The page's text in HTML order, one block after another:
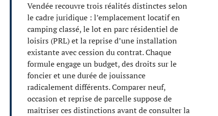
Vendée recouvre trois réalités distinctes selon
le cadre juridique : l’emplacement locatif en
camping classé, le lot en parc résidentiel de
loisirs (PRL) et la reprise d’une installation
existante avec cession du contrat. Chaque
formule engage un budget, des droits sur le
foncier et une durée de jouissance
radicalement différents. Comparer neuf,
occasion et reprise de parcelle suppose de
maîtriser ces distinctions avant de consulter la